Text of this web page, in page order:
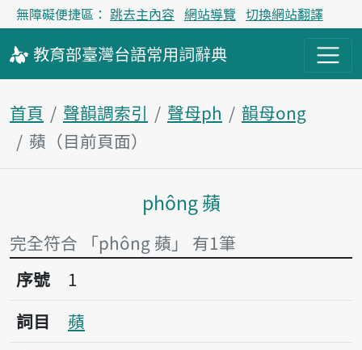
無障礙便捷區： 跳去主內容 網站導覽 切換網站翻譯
教育部臺灣台語常用詞辭典
首頁 聲韻調索引 聲母ph
韻母ong
蘋（目前頁面）
主內容區塊
phông 蘋
完全符合 「phông 蘋」 有1筆
序號1蘋
序號
1
詞目
蘋